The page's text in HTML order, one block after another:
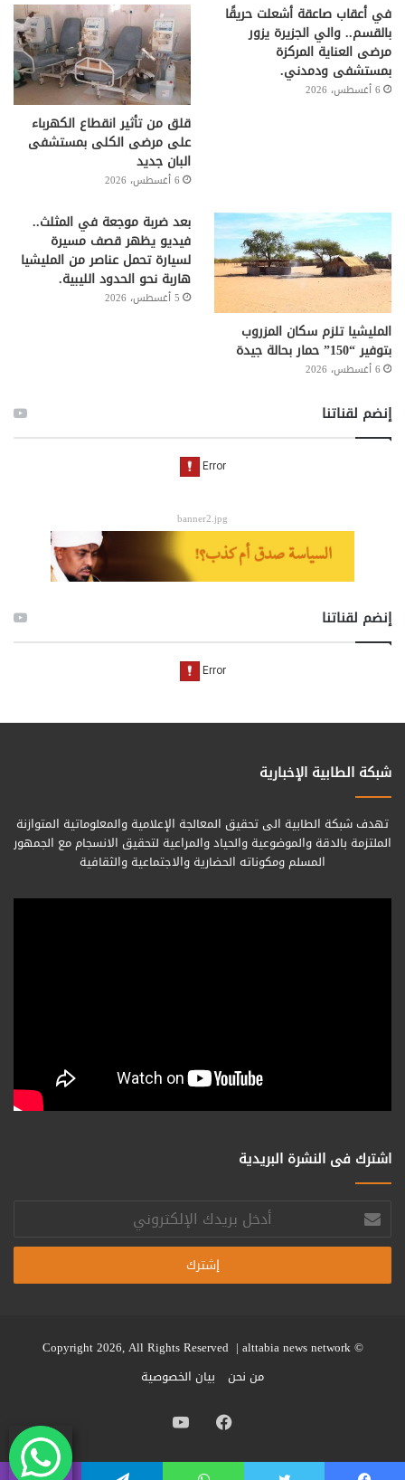
في أعقاب صاعقة أشعلت حريقًا
بالقسم.. والي الجزيرة يزور
مرضى العناية المركزة
بمستشفى ودمدني.
6 أغسطس، 2026
قلق من تأثير انقطاع الكهرباء
على مرضى الكلى بمستشفى
البان جديد
6 أغسطس، 2026
المليشيا تلزم سكان المزروب
بتوفير “150” حمار بحالة جيدة
6 أغسطس، 2026
بعد ضربة موجعة في المثلث..
فيديو يظهر قصف مسيرة
لسيارة تحمل عناصر من المليشيا
هاربة نحو الحدود الليبية.
5 أغسطس، 2026
إنضم لقناتنا
banner2.jpg
إنضم لقناتنا
شبكة الطابية الإخبارية
تهدف شبكة الطابية الى تحقيق المعالجة الإعلامية والمعلوماتية المتوازنة
الملتزمة بالدقة والموضوعية والحياد والمراعية لتحقيق الانسجام مع الجمهور
المسلم ومكوناته الحضارية والاجتماعية والثقافية
اشترك فى النشرة البريدية
أدخل
بريدك
الإلكتروني
© Copyright 2026, All Rights Reserved |
alttabia news network
من نحن
بيان الخصوصية
فيسبوك